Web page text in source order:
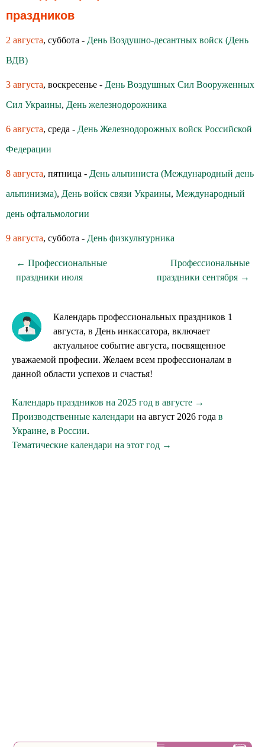
праздников
2 августа, суббота - День Воздушно-десантных войск (День
ВДВ)
3 августа, воскресенье - День Воздушных Сил Вооруженных
Сил Украины, День железнодорожника
6 августа, среда - День Железнодорожных войск Российской
Федерации
8 августа, пятница - День альпиниста (Международный день
альпинизма), День войск связи Украины, Международный
день офтальмологии
9 августа, суббота - День физкультурника
← Профессиональные
праздники июля
Профессиональные
праздники сентября →
Календарь профессиональных праздников 1
августа, в День инкассатора, включает
актуальное событие августа, посвященное
уважаемой професии. Желаем всем профессионалам в
данной области успехов и счастья!
Календарь праздников на 2025 год в августе →
Производственные календари на август 2026 года в
Украине, в России.
Тематические календари на этот год →